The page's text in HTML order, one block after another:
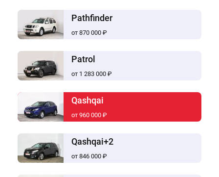
Pathfinder
от 870 000 ₽
Patrol
от 1 283 000 ₽
Qashqai
от 960 000 ₽
Qashqai+2
от 846 000 ₽